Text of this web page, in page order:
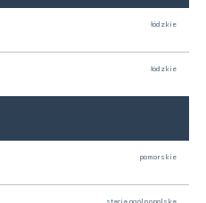
łódzkie
łódzkie
pomorskie